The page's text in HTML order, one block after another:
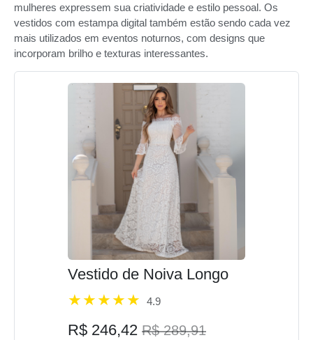
mulheres expressem sua criatividade e estilo pessoal. Os
vestidos com estampa digital também estão sendo cada vez
mais utilizados em eventos noturnos, com designs que
incorporam brilho e texturas interessantes.
Vestido de Noiva Longo
4.9
R$ 246,42 R$ 289,91